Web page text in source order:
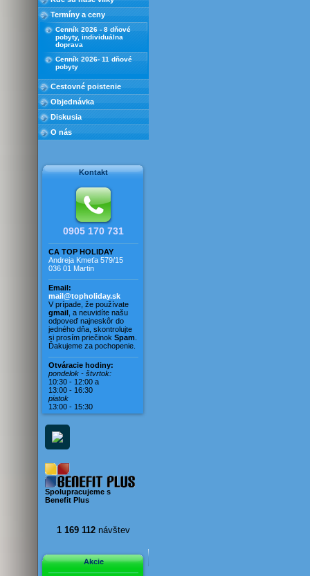
bazénom
Rez. Duna s bazénom
Rez. Kryštál s bazénmi
Rez. Marco s bazénom
Rez. Michelangelo
Rez. Millefiori
Rez. Millefiori - trilokál
Rez. Torre s bazénom
Rezidencia Lucinda
Rezidencia Luna
Rezidencia Primula
Rezidencia Saulina
Rezidencia pri mori
Vila Caroline
Vila Elena
Vila Frederica
Vila Jantár
Vila Karin
Vila Magdaléna
Vila Mara
Vila Mušľa
Vila Nerona
Vila Rosina
Vila Viera
Vila Vivien
Termíny a ceny
Cenník 2026 - 8 dňové
pobyty, individuálna
doprava
Cenník 2026- 11 dňové
pobyty
Cestovné poistenie
Objednávka
Diskusia
O nás
Kontakt
0905 170 731
CA TOP HOLIDAY
Andreja Kmeťa 579/15
036 01 Martin
Email:
mail@topholiday.sk
V prípade, že používate
gmail , a neuvidíte našu
odpoveď najneskôr do
jedného dňa, skontrolujte
si prosím priečinok Spam
Ďakujeme za pochopenie.
Otváracie hodiny:
pondelok - štvrtok:
10:30 - 12:00 a
13:00 - 16:30
piatok
13:00 - 15:30
Spolupracujeme s
Benefit Plus
1 169 112 návštev
Akcie